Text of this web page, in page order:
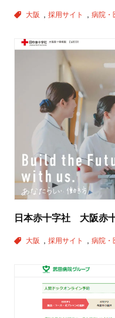
大阪 採用サイト 病院・
日本赤十字社 大阪赤
大阪 採用サイト 病院・